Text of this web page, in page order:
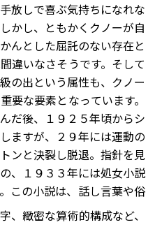
放しで喜ぶ気持ちになれな
かし、ともかくクノーが自
んとした屈託のない存在と
違いなさそうです。そして
の出という属性も、クノー
要な要素となっています。
だ後、１９２５年頃からシ
ますが、２９年には運動の
ンと決裂し脱退。指針を見
、１９３３年には処女小説
この小説は、話し言葉や俗
、緻密な算術的構成など、